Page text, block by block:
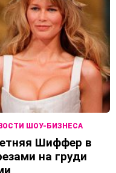
ШОУ-БИЗНЕСА
Шиффер в
на груди